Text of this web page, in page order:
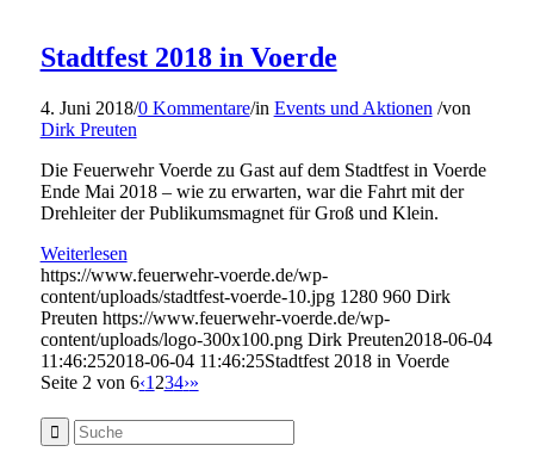
Stadtfest 2018 in Voerde
4. Juni 2018/0 Kommentare/in Events und Aktionen /von
Dirk Preuten
Die Feuerwehr Voerde zu Gast auf dem Stadtfest in Voerde
Ende Mai 2018 – wie zu erwarten, war die Fahrt mit der
Drehleiter der Publikumsmagnet für Groß und Klein.
Weiterlesen
https://www.feuerwehr-voerde.de/wp-
content/uploads/stadtfest-voerde-10.jpg 1280 960 Dirk
Preuten https://www.feuerwehr-voerde.de/wp-
content/uploads/logo-300x100.png Dirk Preuten2018-06-04
11:46:252018-06-04 11:46:25Stadtfest 2018 in Voerde
Seite 2 von 6‹1 234›»